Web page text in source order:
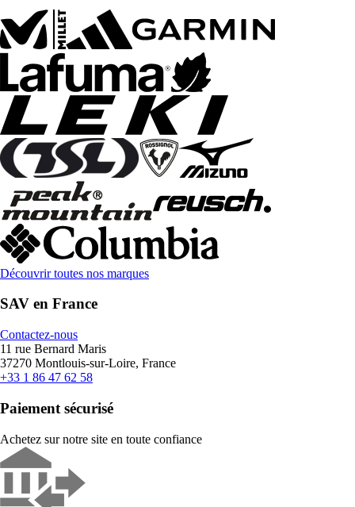
Découvrir toutes nos marques
SAV en France
Contactez-nous
11 rue Bernard Maris
37270 Montlouis-sur-Loire, France
+33 1 86 47 62 58
Paiement sécurisé
Achetez sur notre site en toute confiance